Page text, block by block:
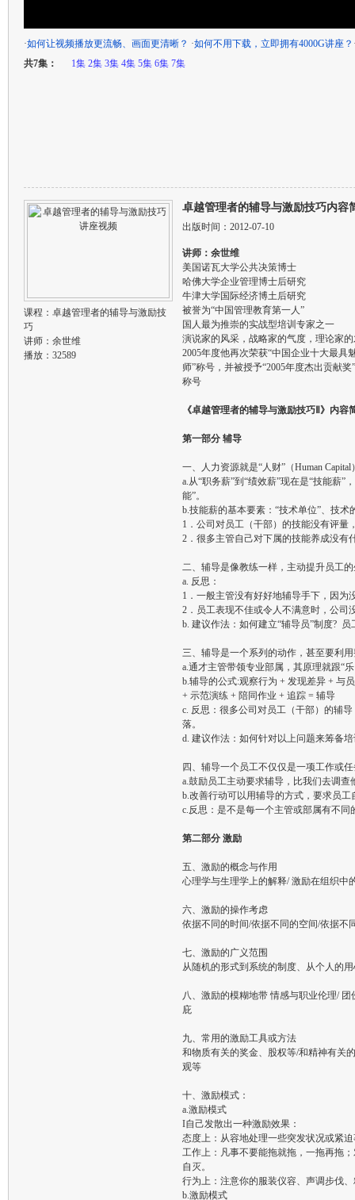
·如何让视频播放更流畅、画面更清晰？ ·如何不用下载，立即拥有4000G讲座？
共7集：
1集 2集 3集 4集 5集 6集 7集
课程： 卓越管理者的辅导与激励技
巧
讲师： 余世维
播放：32589
卓越管理者的辅导与激励技巧内容
出版时间：2012-07-10
讲师：余世维
美国诺瓦大学公共决策博士
哈佛大学企业管理博士后研究
牛津大学国际经济博土后研究
被誉为“中国管理教育第一人”
国人最为推崇的实战型培训专家之一
演说家的风采，战略家的气度，理论家
2005年度他再次荣获“中国企业十大最具
师”称号，并被授予“2005年度杰出贡献
称号
《卓越管理者的辅导与激励技巧Ⅱ》内容
第一部分 辅导
一、人力资源就是“人财”（Human
a.从“职务薪”到“绩效薪”现在是“技能薪
能”。
b.技能薪的基本要素：“技术单位”、技
1．公司对员工（干部）的技能没有评量
2．很多主管自己对下属的技能养成没有
二、辅导是像教练一样，主动提升员工
a. 反思：
1．一般主管没有好好地辅导手下，因为
2．员工表现不佳或令人不满意时，公司
b. 建议作法：如何建立“辅导员”制度?
三、辅导是一个系列的动作，甚至要利
a.通才主管带领专业部属，其原理就跟“
b.辅导的公式:观察行为 + 发现差异 + 与
+ 示范演练 + 陪同作业 + 追踪 = 辅导
c. 反思：很多公司对员工（干部）的辅
落。
d. 建议作法：如何针对以上问题来筹备
四、辅导一个员工不仅仅是一项工作或
a.鼓励员工主动要求辅导，比我们去调查
b.改善行动可以用辅导的方式，要求员工
c.反思：是不是每一个主管或部属有不同
第二部分 激励
五、激励的概念与作用
心理学与生理学上的解释/ 激励在组织中
六、激励的操作考虑
依据不同的时间/依据不同的空间/依据不
七、激励的广义范围
从随机的形式到系统的制度、从个人的
八、激励的模糊地带 情感与职业伦理/
庇
九、常用的激励工具或方法
和物质有关的奖金、股权等/和精神有关
观等
十、激励模式：
a.激励模式
I自己发散出一种激励效果：
态度上：从容地处理一些突发状况或紧
工作上：凡事不要能拖就拖，一拖再拖
自灭。
行为上：注意你的服装仪容、声调步伐
b.激励模式